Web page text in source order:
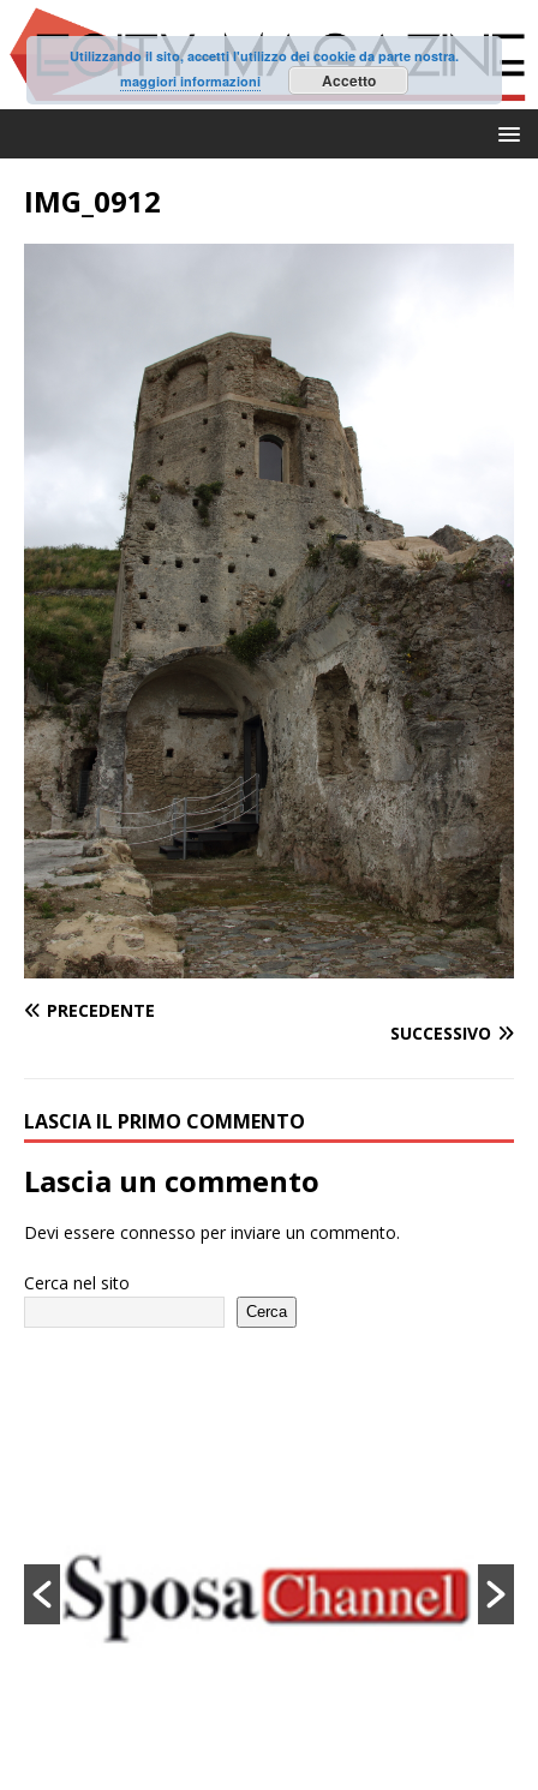
IMG_0912
PRECEDENTE
SUCCESSIVO
LASCIA IL PRIMO COMMENTO
Lascia un commento
Devi essere connesso per inviare un commento.
Cerca nel sito
Cerca
Utilizzando il sito, accetti l'utilizzo dei cookie da parte nostra.
maggiori informazioni
Accetto